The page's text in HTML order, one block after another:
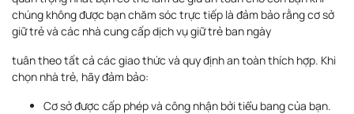
chúng không được bạn chăm sóc trực tiếp là đảm bảo rằng cơ sở
giữ trẻ và các nhà cung cấp dịch vụ giữ trẻ ban ngày
tuân theo tất cả các giao thức và quy định an toàn thích hợp. Khi
chọn nhà trẻ, hãy đảm bảo:
Cơ sở được cấp phép và công nhận bởi tiểu bang của bạn.